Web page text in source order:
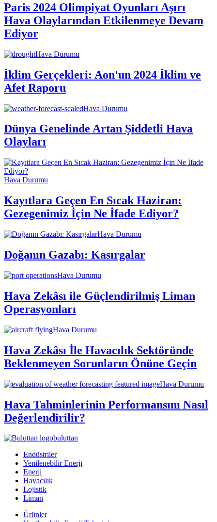
Paris 2024 Olimpiyat Oyunları Aşırı
Hava Olaylarından Etkilenmeye Devam
Ediyor
Hava Durumu
İklim Gerçekleri: Aon'un 2024 İklim ve
Afet Raporu
Hava Durumu
Dünya Genelinde Artan Şiddetli Hava
Olayları
Hava Durumu
Kayıtlara Geçen En Sıcak Haziran:
Gezegenimiz İçin Ne İfade Ediyor?
Hava Durumu
Doğanın Gazabı: Kasırgalar
Hava Durumu
Hava Zekâsı ile Güçlendirilmiş Liman
Operasyonları
Hava Durumu
Hava Zekâsı İle Havacılık Sektöründe
Beklenmeyen Sorunların Önüne Geçin
Hava Durumu
Hava Tahminlerinin Performansını Nasıl
Değerlendirilir?
buluttan
Endüstriler
Yenilenebilir Enerji
Enerji
Havacılık
Lojistik
Liman
Ürünler